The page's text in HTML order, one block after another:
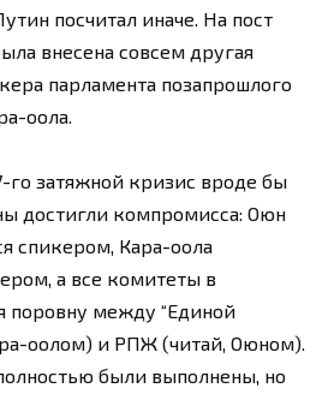
посчитал иначе. На пост
внесена совсем другая
парламента позапрошлого
оола.
го затяжной кризис вроде бы
достигли компромисса: Оюн
спикером, Кара-оола
а все комитеты в
поровну между “Единой
оолом) и РПЖ (читай, Оюном).
были выполнены, но